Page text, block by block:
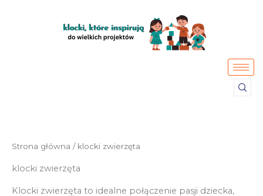
Strona główna / klocki zwierzęta
klocki zwierzęta
Klocki zwierzęta to idealne połączenie pasji dziecka,